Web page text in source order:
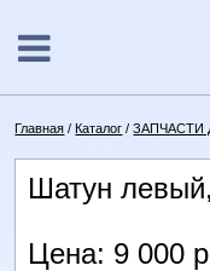
Главная /Каталог /ЗАПЧАСТИ
Шатун
Цена: 9 000